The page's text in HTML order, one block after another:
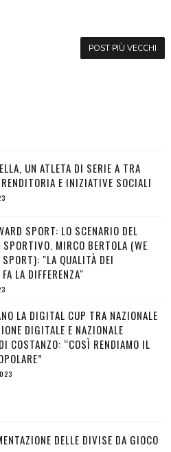
POST PIÙ VECCHI
UN ATLETA DI SERIE A TRA
E INIZIATIVE SOCIALI
SPORT: LO SCENARIO DEL
SPORTIVO. MIRCO BERTOLA (WE
"LA QUALITÀ DEI
LA DIFFERENZA"
LA DIGITAL CUP TRA NAZIONALE
DIGITALE E NAZIONALE
COSTANZO: “COSÌ RENDIAMO IL
DELLE DIVISE DA GIOCO